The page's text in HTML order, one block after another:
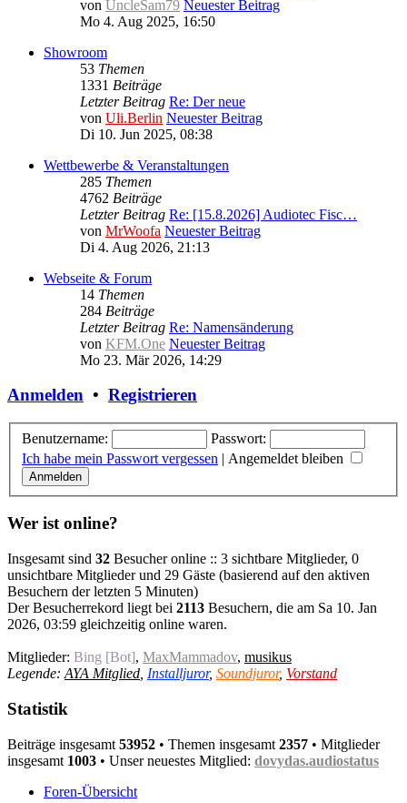
von UncleSam79 Neuester Beitrag
Mo 4. Aug 2025, 16:50
Showroom
53 Themen
1331 Beiträge
Letzter Beitrag Re: Der neue
von Uli.Berlin Neuester Beitrag
Di 10. Jun 2025, 08:38
Wettbewerbe & Veranstaltungen
285 Themen
4762 Beiträge
Letzter Beitrag Re: [15.8.2026] Audiotec Fisc…
von MrWoofa Neuester Beitrag
Di 4. Aug 2026, 21:13
Webseite & Forum
14 Themen
284 Beiträge
Letzter Beitrag Re: Namensänderung
von KFM.One Neuester Beitrag
Mo 23. Mär 2026, 14:29
Anmelden • Registrieren
Benutzername:
Passwort:
Ich habe mein Passwort vergessen | Angemeldet bleiben
Wer ist online?
Insgesamt sind 32 Besucher online :: 3 sichtbare Mitglieder, 0
unsichtbare Mitglieder und 29 Gäste (basierend auf den aktiven
Besuchern der letzten 5 Minuten)
Der Besucherrekord liegt bei 2113 Besuchern, die am Sa 10. Jan
2026, 03:59 gleichzeitig online waren.
Mitglieder: Bing [Bot], MaxMammadov, musikus
Legende: AYA Mitglied Installjuror, Soundjuror, Vorstand
Statistik
Beiträge insgesamt 53952 • Themen insgesamt 2357 • Mitglieder
insgesamt 1003 • Unser neuestes Mitglied: dovydas.audiostatus
Foren-Übersicht